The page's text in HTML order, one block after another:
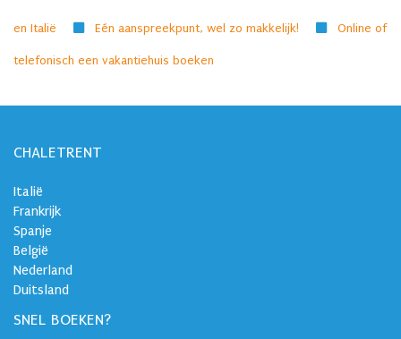
en Italië Eén aanspreekpunt, wel zo makkelijk! Online of
telefonisch een vakantiehuis boeken
CHALETRENT
Italië
Frankrijk
Spanje
België
Nederland
Duitsland
SNEL BOEKEN?